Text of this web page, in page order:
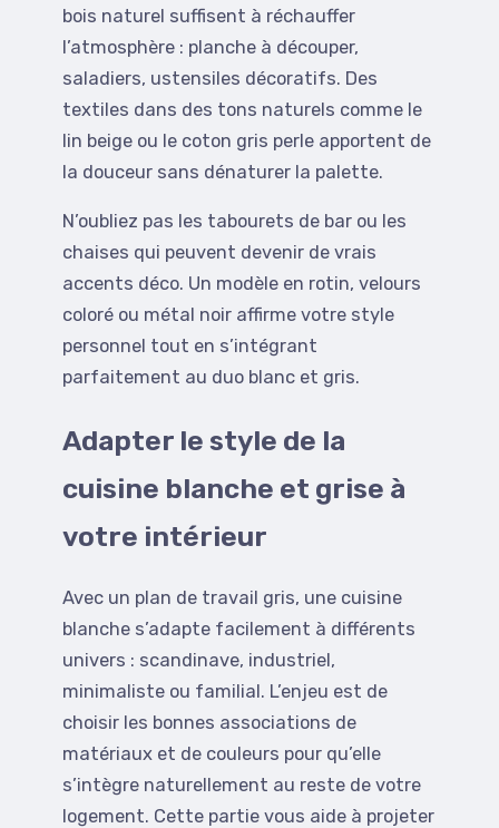
bois naturel suffisent à réchauffer
l’atmosphère : planche à découper,
saladiers, ustensiles décoratifs. Des
textiles dans des tons naturels comme le
lin beige ou le coton gris perle apportent de
la douceur sans dénaturer la palette.
N’oubliez pas les tabourets de bar ou les
chaises qui peuvent devenir de vrais
accents déco. Un modèle en rotin, velours
coloré ou métal noir affirme votre style
personnel tout en s’intégrant
parfaitement au duo blanc et gris.
Adapter le style de la
cuisine blanche et grise à
votre intérieur
Avec un plan de travail gris, une cuisine
blanche s’adapte facilement à différents
univers : scandinave, industriel,
minimaliste ou familial. L’enjeu est de
choisir les bonnes associations de
matériaux et de couleurs pour qu’elle
s’intègre naturellement au reste de votre
logement. Cette partie vous aide à projeter